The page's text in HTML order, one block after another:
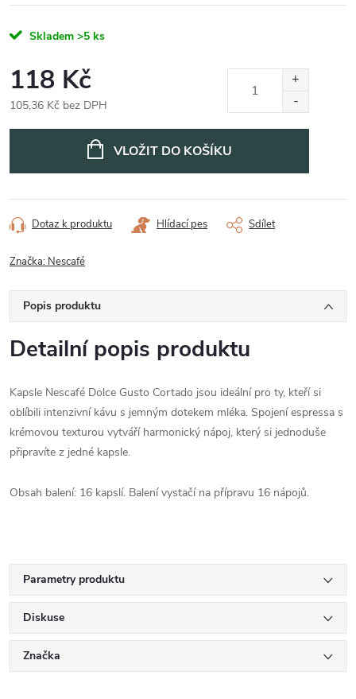
Skladem >5 ks
118 Kč
105,36 Kč bez DPH
VLOŽIT DO KOŠÍKU
Dotaz k produktu Hlídací pes Sdílet
Značka: Nescafé
Popis produktu
Detailní popis produktu
Kapsle Nescafé Dolce Gusto Cortado jsou ideální pro ty, kteří si
oblíbili intenzivní kávu s jemným dotekem mléka. Spojení espressa s
krémovou texturou vytváří harmonický nápoj, který si jednoduše
připravíte z jedné kapsle.
Obsah balení: 16 kapslí. Balení vystačí na přípravu 16 nápojů.
Parametry produktu
Diskuse
Značka